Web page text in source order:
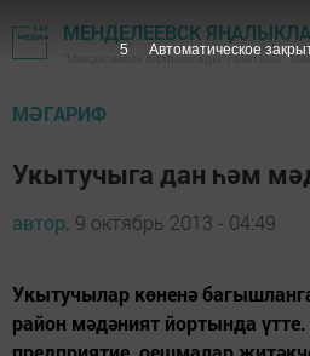
МЕНДЕЛЕЕВСК
"Менделеевск яңалыклары" газетасы -
МӘГАРИФ
Укытучыга дан һәм
автор, 9 октябрь 2013 - 04:49
Укытучылар көненә
район мәдәният йортында
4 Автоматическое